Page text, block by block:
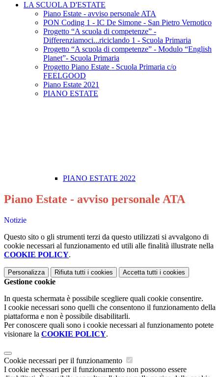
LA SCUOLA D'ESTATE
Piano Estate - avviso personale ATA
PON Coding 1 - IC De Simone - San Pietro Vernotico
Progetto “A scuola di competenze” -
Differenziamoci...riciclando 1 - Scuola Primaria
Progetto “A scuola di competenze” - Modulo “English
Planet”- Scuola Primaria
Progetto Piano Estate - Scuola Primaria c/o
FEELGOOD
Piano Estate 2021
PIANO ESTATE
PIANO ESTATE 2022
Piano Estate - avviso personale ATA
Notizie
Questo sito o gli strumenti terzi da questo utilizzati si avvalgono di
cookie necessari al funzionamento ed utili alle finalità illustrate nella
COOKIE POLICY.
Personalizza Rifiuta tutti i cookies Accetta tutti i cookies
Gestione cookie
In questa schermata è possibile scegliere quali cookie consentire.
I cookie necessari sono quelli che consentono il funzionamento della
piattaforma e non è possibile disabilitarli.
Per conoscere quali sono i cookie necessari al funzionamento potete
visionare la COOKIE POLICY.
Cookie necessari per il funzionamento
I cookie necessari per il funzionamento non possono essere